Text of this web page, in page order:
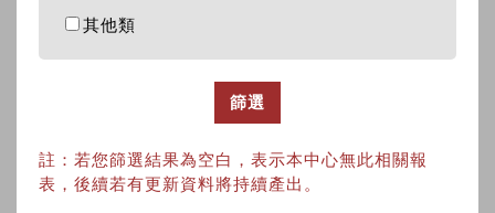
其他類
篩選
註：若您篩選結果為空白，表示本中心無此相關報
表，後續若有更新資料將持續產出。